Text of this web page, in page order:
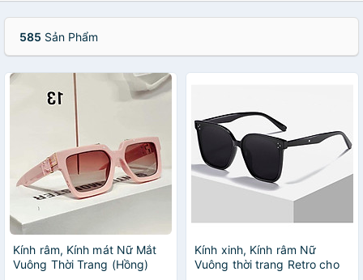
585 Sản Phẩm
Kính râm, Kính mát Nữ Mắt
Vuông Thời Trang (Hồng)
Kính xinh, Kính râm Nữ
Vuông thời trang Retro cho